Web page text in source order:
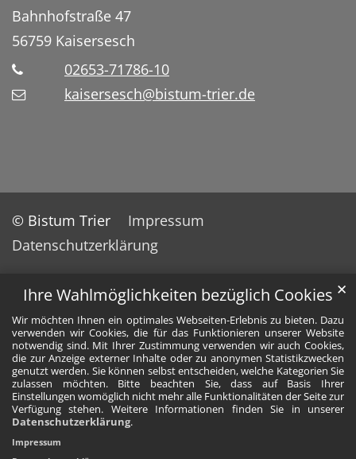
Ihre Wahlmöglichkeiten bezüglich Cookies
Wir möchten Ihnen ein optimales Webseiten-Erlebnis zu bieten. Dazu
verwenden wir Cookies, die für das Funktionieren unserer Website
notwendig sind. Mit Ihrer Zustimmung verwenden wir auch Cookies,
die zur Anzeige externer Inhalte oder zu anonymen Statistikzwecken
genutzt werden. Sie können selbst entscheiden, welche Kategorien Sie
zulassen möchten. Bitte beachten Sie, dass auf Basis Ihrer
Einstellungen womöglich nicht mehr alle Funktionalitäten der Seite zur
Verfügung stehen. Weitere Informationen finden Sie in unserer
Datenschutzerklärung.
✕
Impressum
Bahnhofstraße 47
56759 Kaisersesch
02653-71786-10
kaisersesch@bistum-trier.de
© Bistum Trier
Impressum
Datenschutzerklärung